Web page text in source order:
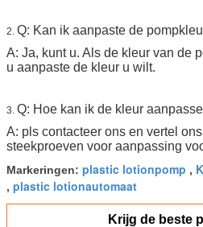
2. Q: Kan ik aanpaste de
A: Ja, kunt u. Als de kleur van de
u aanpaste de kleur u wilt.
3. Q: Hoe kan ik de kleur
A: pls contacteer ons en vertel
steekproeven voor aanpassing
Markeringen: plastic lotionpomp ,
, plastic lotionautomaat
Krijg de beste